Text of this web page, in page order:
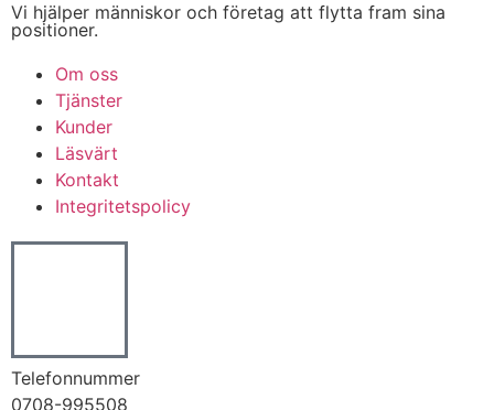
Vi hjälper människor och företag att flytta fram sina
positioner.
Om oss
Tjänster
Kunder
Läsvärt
Kontakt
Integritetspolicy
Telefonnummer
0708-995508